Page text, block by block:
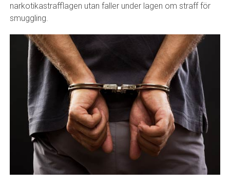
narkotikastrafflagen utan faller under lagen om straff för
smuggling.